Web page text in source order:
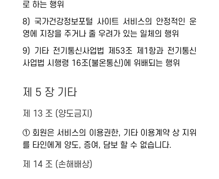
로 하는 행위
8) 국가건강정보포털 사이트 서비스의 안정적인 운
영에 지장을 주거나 줄 우려가 있는 일체의 행위
9) 기타 전기통신사업법 제53조 제1항과 전기통신
사업법 시행령 16조(불온통신)에 위배되는 행위
제 5 장 기타
제 13 조 (양도금지)
① 회원은 서비스의 이용권한, 기타 이용계약 상 지위
를 타인에게 양도, 증여, 담보 할 수 없습니다.
제 14 조 (손해배상)